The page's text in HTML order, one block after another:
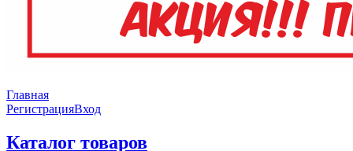
Главная
РегистрацияВход
Каталог товаров